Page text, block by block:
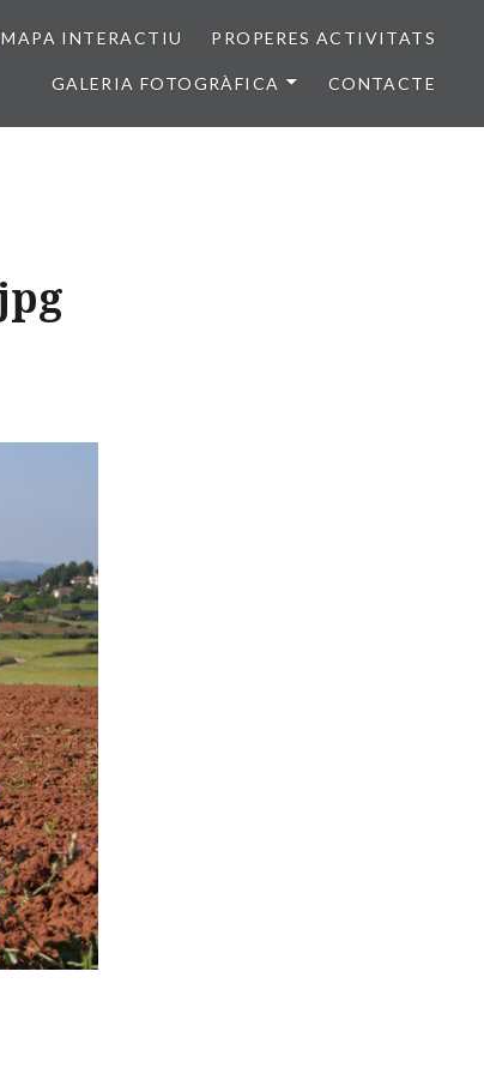
MAPA INTERACTIU PROPERES ACTIVITATS
GALERIA FOTOGRÀFICA CONTACTE